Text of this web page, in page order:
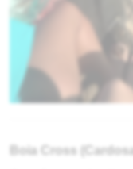
Boia Cross